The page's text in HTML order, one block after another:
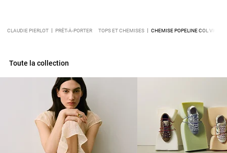
CLAUDIE PIERLOT PRÊT-À-PORTER TOPS ET CHEMISES CHEMISE POPELINE COL
Toute la collection